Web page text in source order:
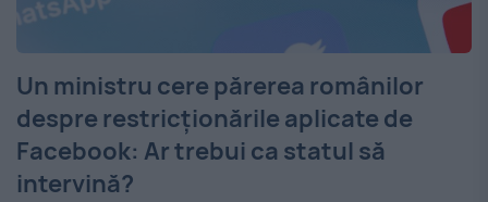
Un ministru cere părerea românilor
despre restricționările aplicate de
Facebook: Ar trebui ca statul să
intervină?